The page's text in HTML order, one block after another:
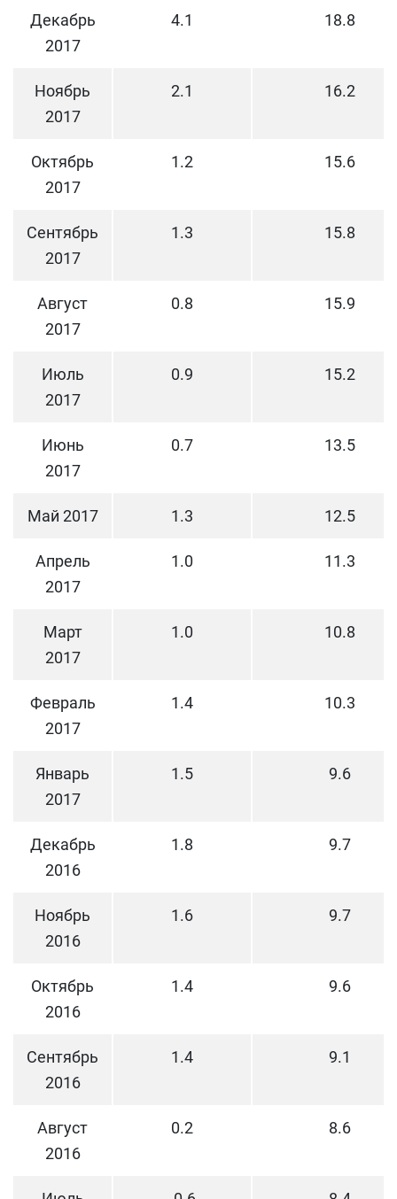
Декабрь
2017
4.1 18.8
Ноябрь
2017
2.1 16.2
Октябрь
2017
1.2 15.6
Сентябрь
2017
1.3 15.8
Август
2017
0.8 15.9
Июль
2017
0.9 15.2
Июнь
2017
0.7 13.5
Май 2017 1.3 12.5
Апрель
2017
1.0 11.3
Март
2017
1.0 10.8
Февраль
2017
1.4 10.3
Январь
2017
1.5 9.6
Декабрь
2016
1.8 9.7
Ноябрь
2016
1.6 9.7
Октябрь
2016
1.4 9.6
Сентябрь
2016
1.4 9.1
Август
2016
0.2 8.6